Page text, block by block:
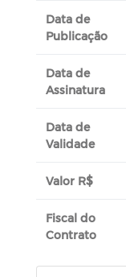
Data de
Publicação
Data de
Assinatura
Data de
Validade
Valor R$
Fiscal do
Contrato